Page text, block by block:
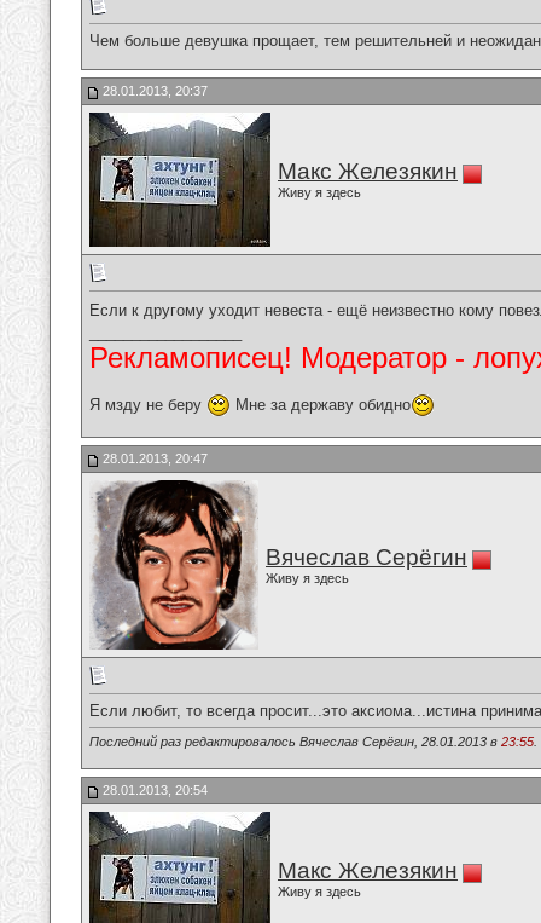
Чем больше девушка прощает, тем решительней и
28.01.2013, 20:37
Макс Железякин
Живу я здесь
Если к другому уходит невеста - ещё неизвестно кому
Рекламописец! Модератор -
Я мзду не беру Мне за державу обидно
28.01.2013, 20:47
Вячеслав Серёгин
Живу я здесь
Если любит, то всегда просит...это аксиома...истина
Последний раз редактировалось Вячеслав Серёгин, 28.01.2013 в 23:55
28.01.2013, 20:54
Макс Железякин
Живу я здесь